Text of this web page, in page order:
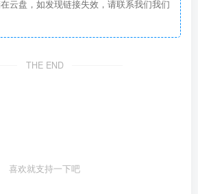
云盘，如发现链接失效，请联系我们我们
THE END
喜欢就支持一下吧